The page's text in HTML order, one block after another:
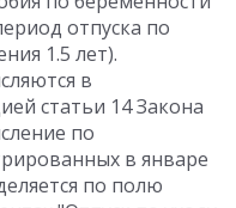
отпуска по
1.5 лет).
в
статьи 14 Закона
по
в январе
по полю